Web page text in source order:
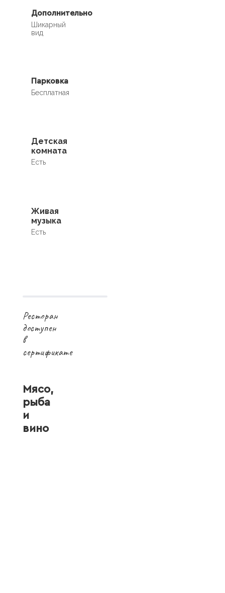
Дополнительно
Шикарный
вид
Парковка
Бесплатная
Детская
комната
Есть
Живая
музыка
Есть
Ресторан
доступен
в
сертификате
Мясо,
рыба
и
вино